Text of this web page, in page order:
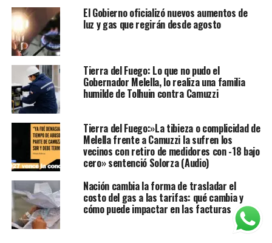
El Gobierno oficializó nuevos aumentos de
luz y gas que regirán desde agosto
Tierra del Fuego: Lo que no pudo el
Gobernador Melella, lo realiza una familia
humilde de Tolhuin contra Camuzzi
Tierra del Fuego:»La tibieza o complicidad de
Melella frente a Camuzzi la sufren los
vecinos con retiro de medidores con -18 bajo
cero» sentenció Solorza (Audio)
Nación cambia la forma de trasladar el
costo del gas a las tarifas: qué cambia y
cómo puede impactar en las facturas